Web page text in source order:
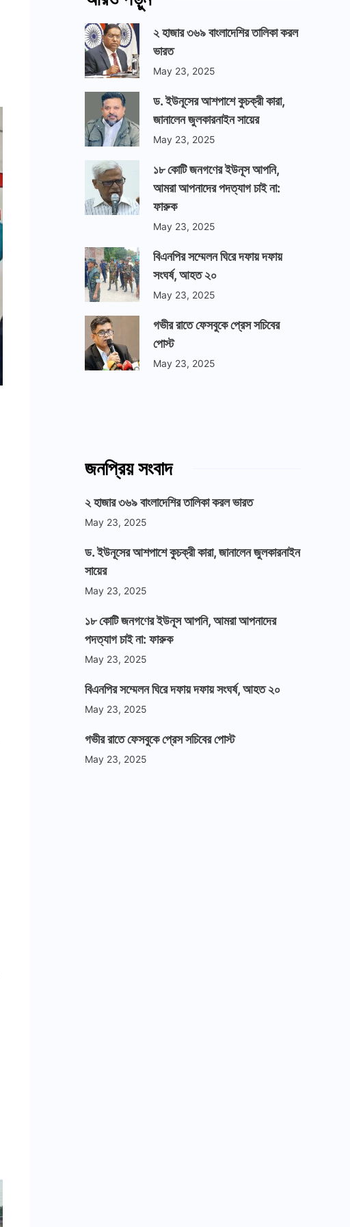
২ হাজার ৩৬৯ বাংলাদেশির তালিকা করল
ভারত
May 23, 2025
ড. ইউনূসের আশপাশে কুচক্রী কারা,
জানালেন জুলকারনাইন সায়ের
May 23, 2025
১৮ কোটি জনগণের ইউনূস আপনি,
আমরা আপনাদের পদত্যাগ চাই না:
ফারুক
May 23, 2025
বিএনপির সম্মেলন ঘিরে দফায় দফায়
সংঘর্ষ, আহত ২০
May 23, 2025
গভীর রাতে ফেসবুকে প্রেস সচিবের
পোস্ট
May 23, 2025
জনপ্রিয় সংবাদ
২ হাজার ৩৬৯ বাংলাদেশির তালিকা করল ভারত
May 23, 2025
ড. ইউনূসের আশপাশে কুচক্রী কারা, জানালেন জুলকারনাইন
সায়ের
May 23, 2025
১৮ কোটি জনগণের ইউনূস আপনি, আমরা আপনাদের
পদত্যাগ চাই না: ফারুক
May 23, 2025
বিএনপির সম্মেলন ঘিরে দফায় দফায় সংঘর্ষ, আহত ২০
May 23, 2025
গভীর রাতে ফেসবুকে প্রেস সচিবের পোস্ট
May 23, 2025